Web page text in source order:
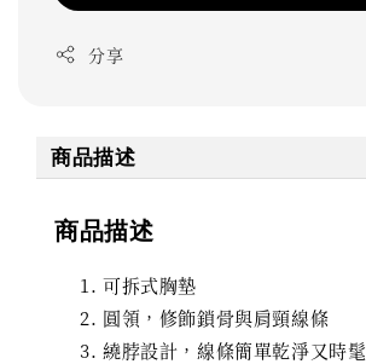
分享
商品描述
商品描述
可拆式胸墊
圓領，修飾鎖骨與肩頸線條
繞脖設計，線條簡單乾淨又時髦